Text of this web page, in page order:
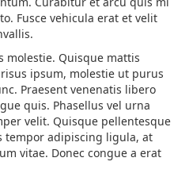
Fusce vehicula erat et velit
molestie. Quisque mattis
ipsum, molestie ut purus
Praesent venenatis libero
quis. Phasellus vel urna
velit. Quisque pellentesque
tempor adipiscing ligula, at
vitae. Donec congue a erat